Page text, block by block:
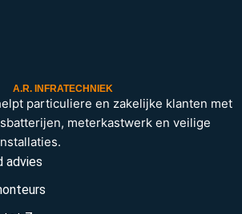
A.R. INFRATECHNIEK
particuliere en zakelijke klanten met
meterkastwerk en veilige
advies